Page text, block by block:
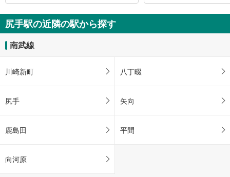
尻手駅の近隣の駅から探す
南武線
川崎新町 八丁畷
尻手 矢向
鹿島田 平間
向河原